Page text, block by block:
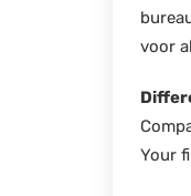
voor
Your